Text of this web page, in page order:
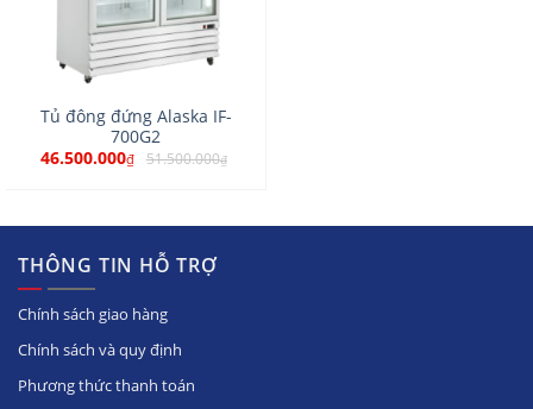
Tủ đông đứng Alaska IF-
700G2
46.500.000₫ 51.500.000₫
THÔNG TIN HỖ TRỢ
Chính sách giao hàng
Chính sách và quy định
Phương thức thanh toán